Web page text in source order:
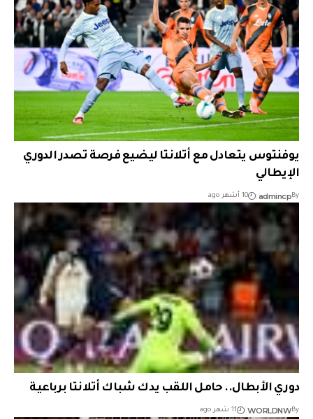
يوفنتوس يتعادل مع أتلانتا ليضيع فرصة تصدر الدوري
الإيطالي
By
admincp 10 أشهر ago
دوري الأبطال.. حامل اللقب يدك شباك أتلانتا برباعية
By
WORLDNW 11 شهر ago